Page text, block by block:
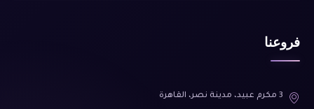
فروعنا
3 مكرم عبيد، مدينة نصر، القاهرة